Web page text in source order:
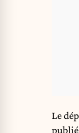
Le
publié